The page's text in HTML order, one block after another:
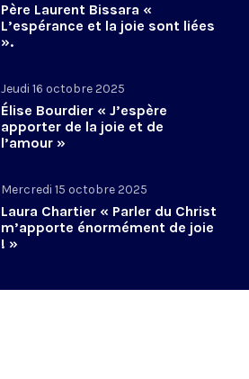
Père Laurent Bissara «
L’espérance et la joie sont liées
».
Jeudi 16 octobre 2025
Élise Bourdier « J’espère
apporter de la joie et de
l’amour »
Mercredi 15 octobre 2025
Laura Chartier « Parler du Christ
m’apporte énormément de joie
! »